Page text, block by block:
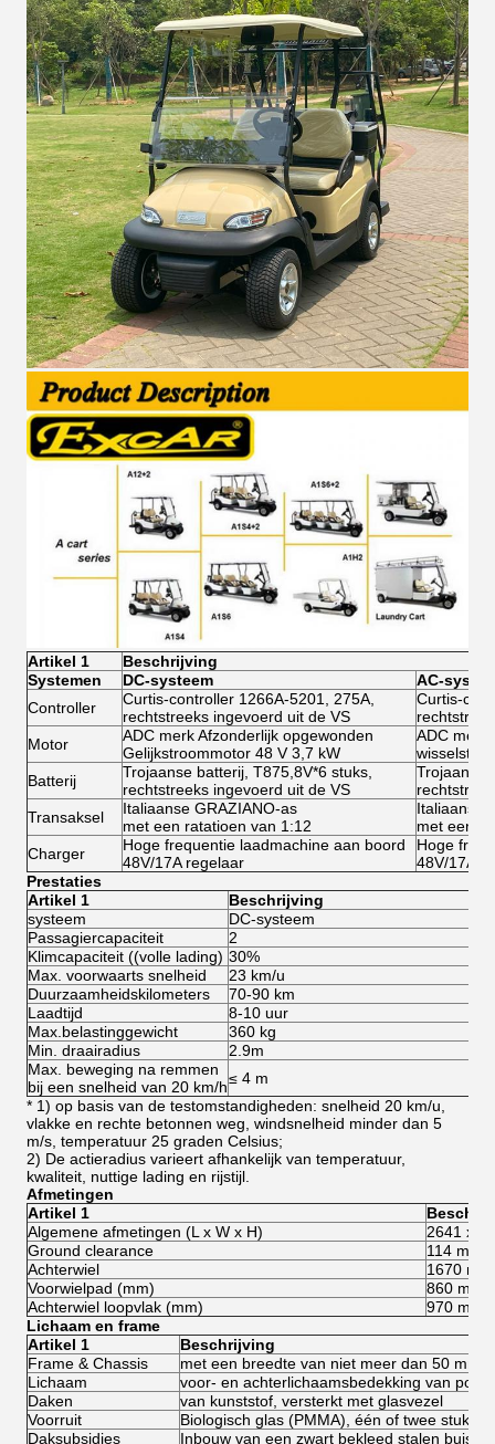
Artikel 1
Beschrijving
Systemen
DC-systeem
AC-
Controller
Curtis-controller 1266A-5201, 275A,
rechtstreeks ingevoerd uit de VS
Curtis-
Motor
ADC merk Afzonderlijk opgewonden
Gelijkstroommotor 48 V 3,7 kW
ADC merk
Batterij
Trojaanse batterij, T875,8V*6 stuks,
rechtstreeks ingevoerd uit de VS
Trojaanse
Transaksel
Italiaanse GRAZIANO-as
met een ratatioen van 1:12
Italiaanse
met een
Charger
Hoge frequentie laadmachine aan boord
48V/17A regelaar
Hoge
48V/17A
Prestaties
Artikel 1
Beschrijving
systeem
DC-systeem
Passagiercapaciteit
2
Klimcapaciteit ((volle lading) 30%
Max. voorwaarts snelheid
23 km/u
Duurzaamheidskilometers
70-90 km
Laadtijd
8-10 uur
Max.belastinggewicht
360 kg
Min. draairadius
2.9m
Max. beweging na remmen
bij een snelheid van 20 km/h≤ 4 m
* 1) op basis van de testomstandigheden: snelheid 20 km/u,
vlakke en rechte betonnen weg, windsnelheid minder dan 5
m/s, temperatuur 25 graden Celsius;
2) De actieradius varieert afhankelijk van temperatuur,
kwaliteit, nuttige lading en rijstijl.
Afmetingen
Artikel 1
Algemene afmetingen (L x W x H)
2641 x
Ground clearance
114 mm
Achterwiel
1670 mm
Voorwielpad (mm)
860 mm
Achterwiel loopvlak (mm)
970 mm
Lichaam en frame
Artikel 1
Beschrijving
Frame & Chassis
met een breedte van niet meer dan 50 mm
Lichaam
voor- en achterlichaamsbedekking van
Daken
van kunststof, versterkt met glasvezel
Voorruit
Biologisch glas (PMMA), één of twee stukken
Daksubsidies
Inbouw van een zwart bekleed stalen buis